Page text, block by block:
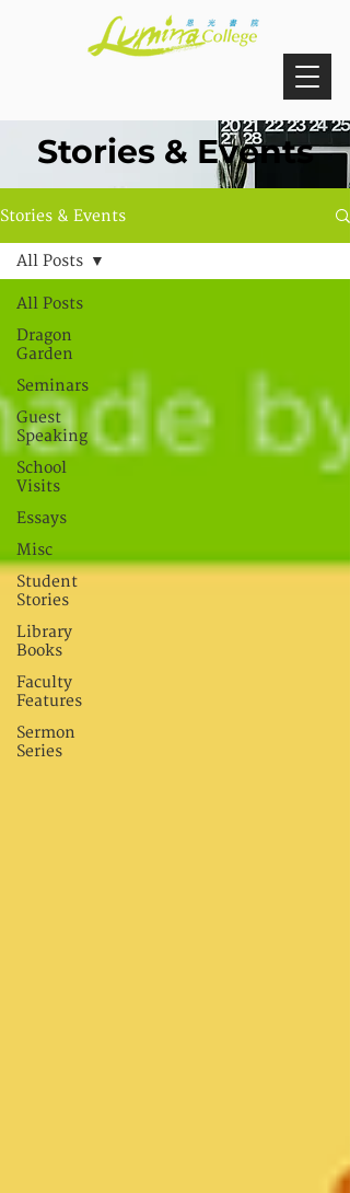
Stories & Events
Stories & Events
All Posts
Dragon
Garden
Seminars
Guest
Speaking
School
Visits
Essays
Misc
Student
Stories
Library
Books
Faculty
Features
Sermon
Series
All Posts